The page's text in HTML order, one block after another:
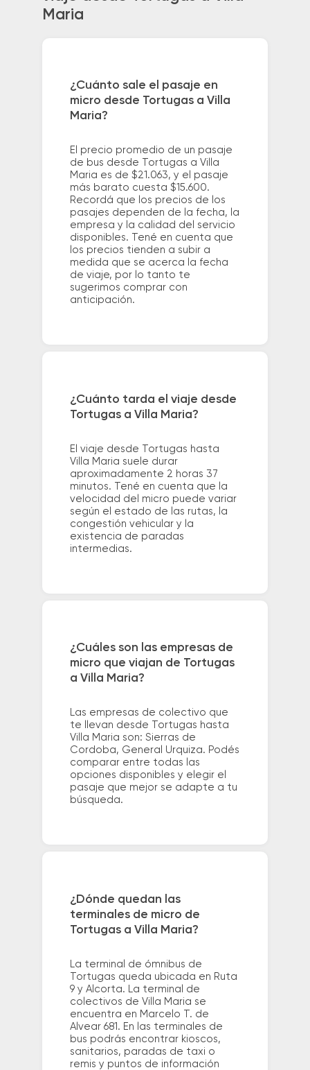
Maria
¿Cuánto sale el pasaje en
micro desde Tortugas a Villa
Maria?
El precio promedio de un pasaje
de bus desde Tortugas a Villa
Maria es de $21.063, y el pasaje
más barato cuesta $15.600.
Recordá que los precios de los
pasajes dependen de la fecha, la
empresa y la calidad del servicio
disponibles. Tené en cuenta que
los precios tienden a subir a
medida que se acerca la fecha
de viaje, por lo tanto te
sugerimos comprar con
anticipación.
¿Cuánto tarda el viaje desde
Tortugas a Villa Maria?
El viaje desde Tortugas hasta
Villa Maria suele durar
aproximadamente 2 horas 37
minutos. Tené en cuenta que la
velocidad del micro puede variar
según el estado de las rutas, la
congestión vehicular y la
existencia de paradas
intermedias.
¿Cuáles son las empresas de
micro que viajan de Tortugas
a Villa Maria?
Las empresas de colectivo que
te llevan desde Tortugas hasta
Villa Maria son: Sierras de
Cordoba, General Urquiza. Podés
comparar entre todas las
opciones disponibles y elegir el
pasaje que mejor se adapte a tu
búsqueda.
¿Dónde quedan las
terminales de micro de
Tortugas a Villa Maria?
La terminal de ómnibus de
Tortugas queda ubicada en Ruta
9 y Alcorta. La terminal de
colectivos de Villa Maria se
encuentra en Marcelo T. de
Alvear 681. En las terminales de
bus podrás encontrar kioscos,
sanitarios, paradas de taxi o
remis y puntos de información